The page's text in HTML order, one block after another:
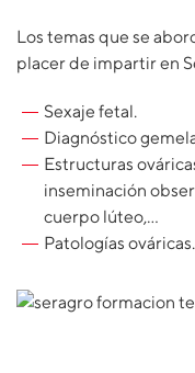
Los temas que se
placer de impartir en
Sexaje fetal.
Diagnóstico
Estructuras
inseminación
cuerpo lúteo,…
Patologías ováricas.